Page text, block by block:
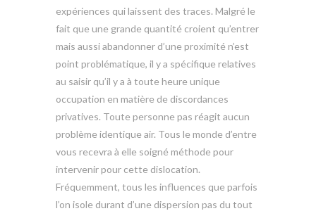
expériences qui laissent des traces. Malgré le
fait que une grande quantité croient qu’entrer
mais aussi abandonner d’une proximité n’est
point problématique, il y a spécifique relatives
au saisir qu’il y a à toute heure unique
occupation en matière de discordances
privatives. Toute personne pas réagit aucun
problème identique air. Tous le monde d’entre
vous recevra à elle soigné méthode pour
intervenir pour cette dislocation.
Fréquemment, tous les influences que parfois
l’on isole durant d’une dispersion pas du tout